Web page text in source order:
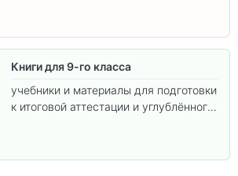
Книги для 9-го класса
учебники и материалы для подготовки
к итоговой аттестации и углублённого